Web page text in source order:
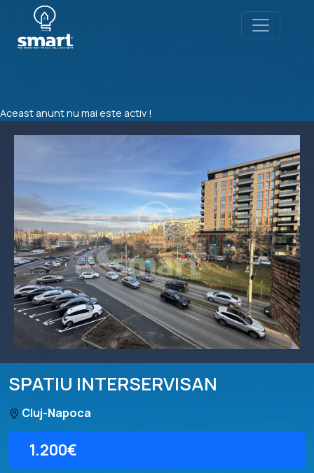
Aceast anunt nu mai este activ !
SPATIU INTERSERVISAN
Cluj-Napoca
1.200€